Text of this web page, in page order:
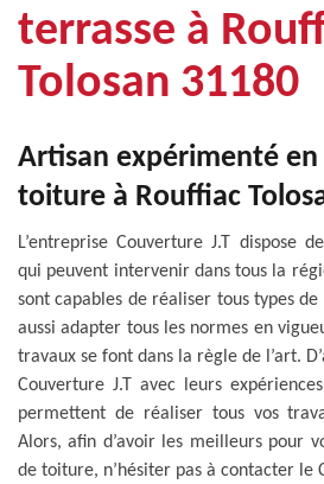
terrasse à
Tolosan 31180
Artisan expérimenté
toiture à Rouffiac
L’entreprise Couverture J.T dispose
qui peuvent intervenir dans tous la
sont capables de réaliser tous types
aussi adapter tous les normes en
travaux se font dans la règle de l’art.
Couverture J.T avec leurs
permettent de réaliser tous vos
Alors, afin d’avoir les meilleurs pour
de toiture, n’hésiter pas à contacter le